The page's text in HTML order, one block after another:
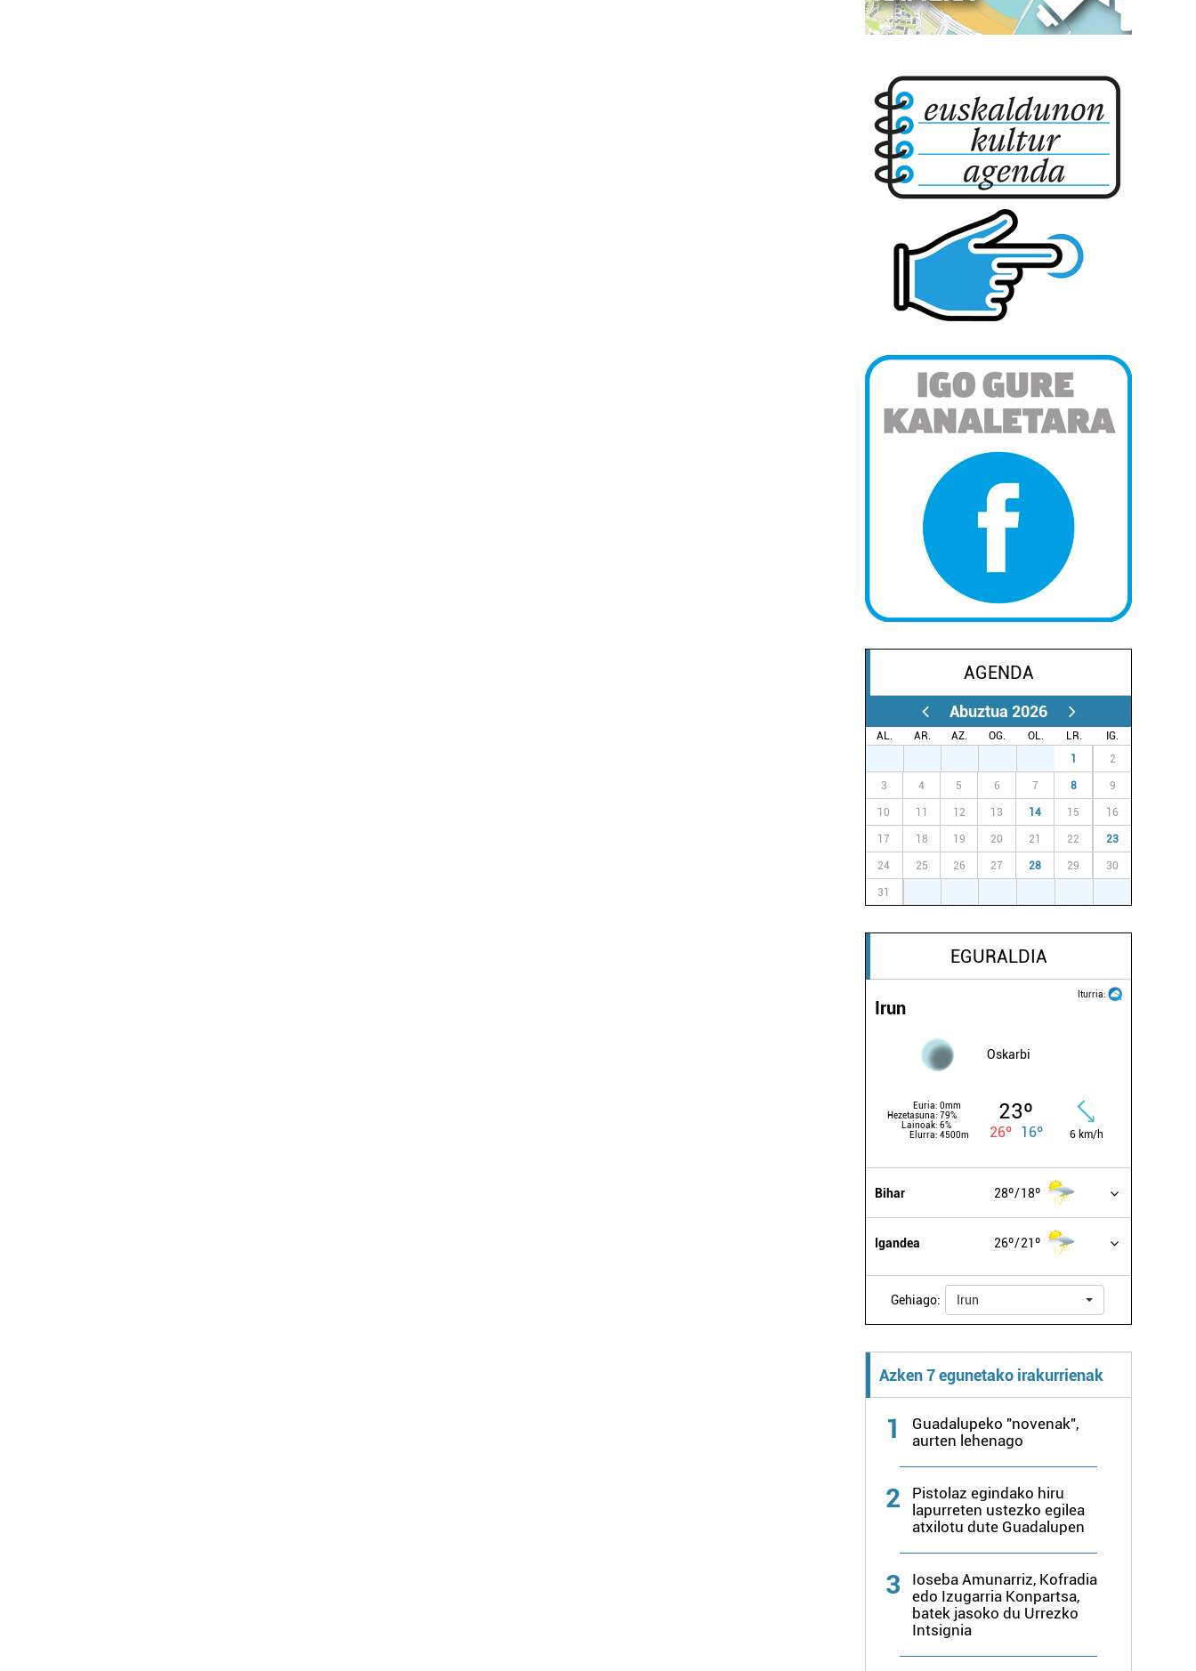
AGENDA
Abuztua 2026
AL. AR. AZ. OG. OL. LR.
IG.
1 2
3 4 5 6 7 8 9
10 11 12 13 14 15 16
17 18 19 20 21 22 23
24 25 26 27 28 29 30
31
EGURALDIA
Iturria:
Irun
Oskarbi
Euria: 0mm
Hezetasuna: 79%
Lainoak: 6%
Elurra: 4500m
23º
26º 16º 6 km/h
Bihar 28º 18º
Igandea 26º 21º
Gehiago: Irun
Azken 7 egunetako irakurrienak
1
Guadalupeko "novenak",
aurten lehenago
2
Pistolaz egindako hiru
lapurreten ustezko egilea
atxilotu dute Guadalupen
3
Ioseba Amunarriz, Kofradia
edo Izugarria Konpartsa,
batek jasoko du Urrezko
Intsignia